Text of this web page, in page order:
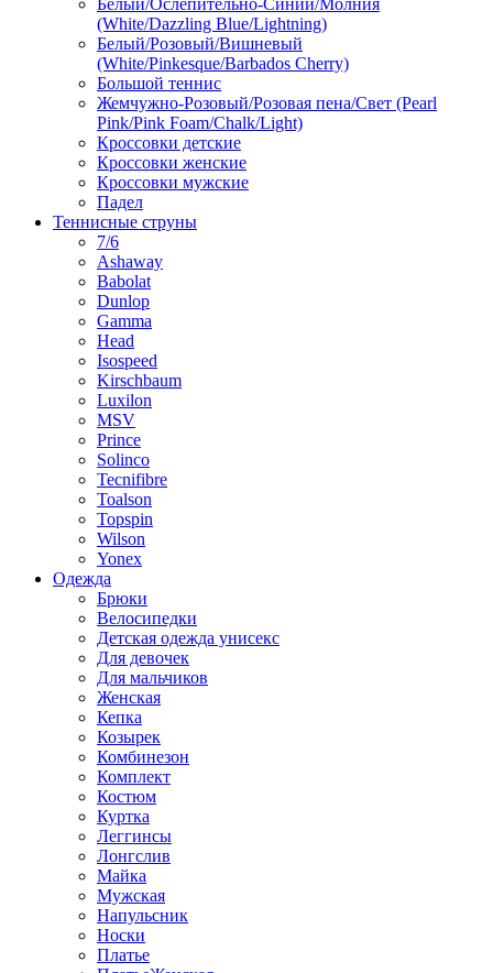
Белый/Ослепительно-Синий/Молния
(White/Dazzling Blue/Lightning)
Белый/Розовый/Вишневый
(White/Pinkesque/Barbados Cherry)
Большой теннис
Жемчужно-Розовый/Розовая пена/Свет (Pearl
Pink/Pink Foam/Chalk/Light)
Кроссовки детские
Кроссовки женские
Кроссовки мужские
Падел
Теннисные струны
7/6
Ashaway
Babolat
Dunlop
Gamma
Head
Isospeed
Kirschbaum
Luxilon
MSV
Prince
Solinco
Tecnifibre
Toalson
Topspin
Wilson
Yonex
Одежда
Брюки
Велосипедки
Детская одежда унисекс
Для девочек
Для мальчиков
Женская
Кепка
Козырек
Комбинезон
Комплект
Костюм
Куртка
Леггинсы
Лонгслив
Майка
Мужская
Напульсник
Носки
Платье